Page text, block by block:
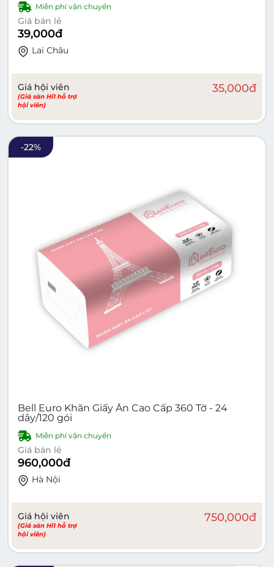
Miễn phí vận chuyển
Giá bán lẻ
39,000đ
Lai Châu
Giá hội viên
(Giá sàn Hi1 hỗ trợ
hội viên)
35,000đ
-22%
Bell Euro Khăn Giấy Ăn Cao Cấp 360 Tờ - 24
dây/120 gói
Miễn phí vận chuyển
Giá bán lẻ
960,000đ
Hà Nội
Giá hội viên
(Giá sàn Hi1 hỗ trợ
hội viên)
750,000đ